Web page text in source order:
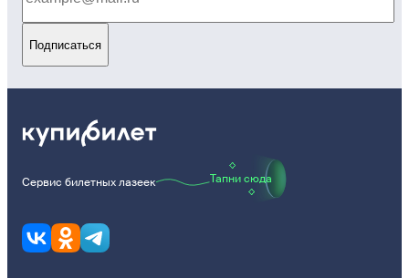
Подписаться
Сервис билетных лазеек Тапни сюда